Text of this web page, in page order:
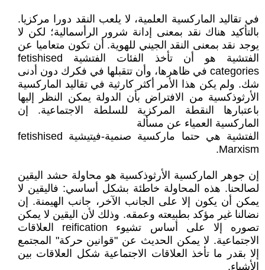
في تقاليد الماركسية العلمية، لا يلعب النقد دورا مركزيا.
بالتأكيد هناك نقد بمعنى إدانة شرور الرأسمالية؛ لكن لا
يوجد نقد بمعنى النقد الجيني للهوية. أن تكون متعاميا عن
الفتشية هو أن تأخذ الفئات الفتشية fetishised
categories في ظاهرها، وأن تتقبلها في فكرك دون أدنى
شك. ولم يكن هذا الأمر أكثر كارثية في تقاليد الماركسية
الأرثوذكسية من الافتراض بأن الدولة يمكن النظر إليها
باعتبارها النقطة المركزية للسلطة الاجتماعية. إن
الماركسية العمياء عن مسألة
الفتشية هي حتما ماركسية صنمية-فيتيشية fetishised
Marxism.
إن جوهر الماركسية الأرثوذكسية هو محاولة حشد اليقين
لصالحنا. هذه المحاولة خاطئة بشكل أساسي: فاليقين لا
يمكن أن يكون إلا على الجانب الآخر، جانب الهيمنة. إن
نضالنا غير مؤكد بطبيعته وعمقه. وذلك لأن اليقين لا يمكن
تصوره إلا على أساس تشيوء reification العلاقات
الاجتماعية. لا يمكن الحديث عن "قوانين حركة" المجتمع
إلا بقدر ما تأخذ العلاقات الاجتماعية شكل العلاقات بين
الأشياء.